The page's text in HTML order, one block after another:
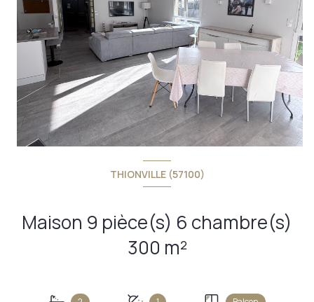
THIONVILLE (57100)
Maison 9 pièce(s) 6 chambre(s)
300 m²